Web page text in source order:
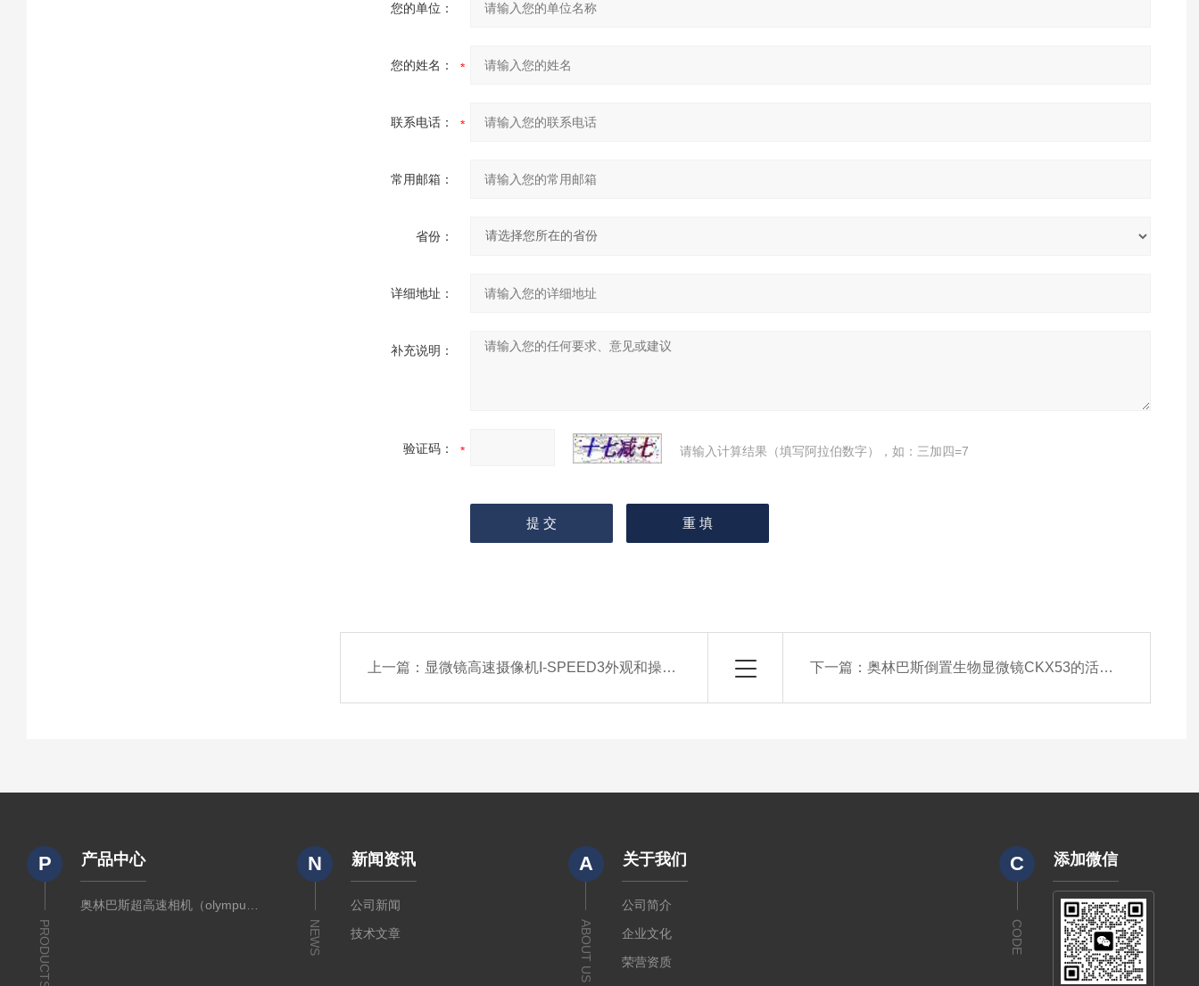
您的单位：
您的姓名：
联系电话：
常用邮箱：
省份：
详细地址：
补充说明：
验证码： 请输入计算结果（填写阿拉伯数字），如：三加四=7
上一篇： 显微镜高速摄像机I-SPEED3外观和操作环境 下一篇： 奥林巴斯倒置生物显微镜CKX53的活细胞观测
P
PRODUCTS
产品中心 N
NEWS
新闻资讯
公司新闻
技术文章
A
ABOUT US
关于我们
公司简介
企业文化
荣营资质
C
CODE
添加微信